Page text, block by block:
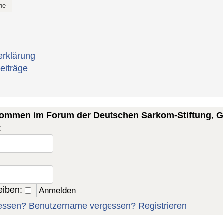
im Forum der Deutschen Sarkom-Stiftung,
Benutzername vergessen? Registrieren